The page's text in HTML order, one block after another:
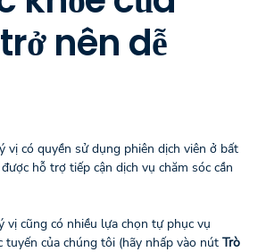
nên dễ
vị có quyền sử dụng phiên dịch viên ở bất
hỗ trợ tiếp cận dịch vụ chăm sóc cần
vị cũng có nhiều lựa chọn tự phục vụ
của chúng tôi (hãy nhấp vào nút Trò